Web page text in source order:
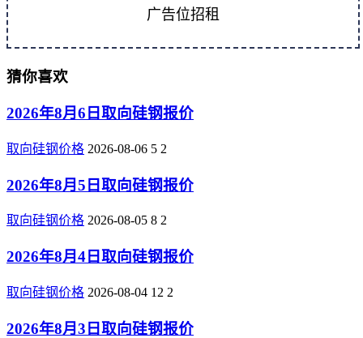
广告位招租
猜你喜欢
2026年8月6日取向硅钢报价
取向硅钢价格 2026-08-06 5 2
2026年8月5日取向硅钢报价
取向硅钢价格 2026-08-05 8 2
2026年8月4日取向硅钢报价
取向硅钢价格 2026-08-04 12 2
2026年8月3日取向硅钢报价